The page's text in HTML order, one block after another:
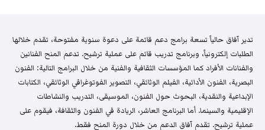
تدير آفاق حالياً تسعة برامج دعم قائمة على دعوة سنوية مفتوحة، تقدم خلالها
الطلبات إلكترونياً، وبرنامج تدريب قائم على عملية ترشيح. تدعم المنح الفنانين
والفنانات الأفراد كما المؤسسات الثقافية والفنية من خلال البرامج التالية: الفنون
البصرية، الفنون الأدائية، الفيلم الوثائقي، التصوير الفوتوغرافي الوثائقي، الكتابات
الإبداعية والنقدية، البحوث حول الفنون، الموسيقى، التدريب والنشاطات
الإقليمية والسينما. أما البرنامج العاشر، الريادة في الفنون والثقافة، فيقوم على
عملية ترشيح. تقدم آفاق الدعم من خلال دورة المنح فقط.